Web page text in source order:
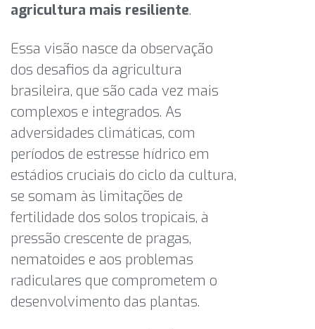
agricultura mais resiliente.
Essa visão nasce da observação
dos desafios da agricultura
brasileira, que são cada vez mais
complexos e integrados. As
adversidades climáticas, com
períodos de estresse hídrico em
estádios cruciais do ciclo da cultura,
se somam às limitações de
fertilidade dos solos tropicais, à
pressão crescente de pragas,
nematoides e aos problemas
radiculares que comprometem o
desenvolvimento das plantas.